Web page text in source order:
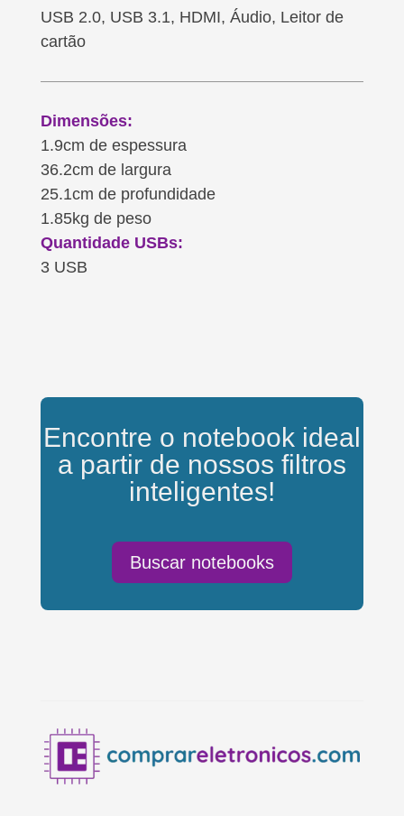
USB 2.0, USB 3.1, HDMI, Áudio, Leitor de
cartão
Dimensões:
1.9cm de espessura
36.2cm de largura
25.1cm de profundidade
1.85kg de peso
Quantidade USBs:
3 USB
Encontre o notebook ideal
a partir de nossos filtros
inteligentes!
Buscar notebooks